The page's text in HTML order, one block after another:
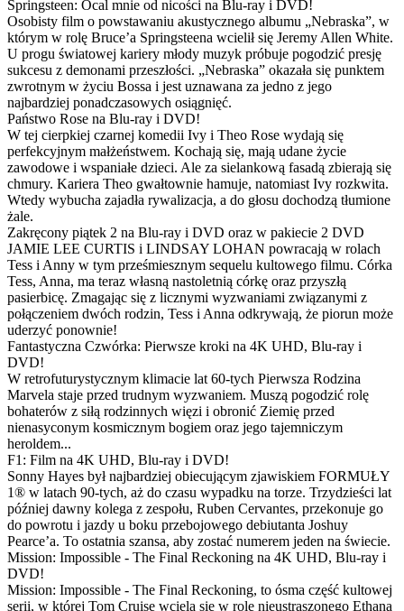
Springsteen: Ocal mnie od nicości na Blu-ray i DVD!
Osobisty film o powstawaniu akustycznego albumu „Nebraska”, w
którym w rolę Bruce’a Springsteena wcielił się Jeremy Allen White.
U progu światowej kariery młody muzyk próbuje pogodzić presję
sukcesu z demonami przeszłości. „Nebraska” okazała się punktem
zwrotnym w życiu Bossa i jest uznawana za jedno z jego
najbardziej ponadczasowych osiągnięć.
Państwo Rose na Blu-ray i DVD!
W tej cierpkiej czarnej komedii Ivy i Theo Rose wydają się
perfekcyjnym małżeństwem. Kochają się, mają udane życie
zawodowe i wspaniałe dzieci. Ale za sielankową fasadą zbierają się
chmury. Kariera Theo gwałtownie hamuje, natomiast Ivy rozkwita.
Wtedy wybucha zajadła rywalizacja, a do głosu dochodzą tłumione
żale.
Zakręcony piątek 2 na Blu-ray i DVD oraz w pakiecie 2 DVD
JAMIE LEE CURTIS i LINDSAY LOHAN powracają w rolach
Tess i Anny w tym prześmiesznym sequelu kultowego filmu. Córka
Tess, Anna, ma teraz własną nastoletnią córkę oraz przyszłą
pasierbicę. Zmagając się z licznymi wyzwaniami związanymi z
połączeniem dwóch rodzin, Tess i Anna odkrywają, że piorun może
uderzyć ponownie!
Fantastyczna Czwórka: Pierwsze kroki na 4K UHD, Blu-ray i
DVD!
W retrofuturystycznym klimacie lat 60-tych Pierwsza Rodzina
Marvela staje przed trudnym wyzwaniem. Muszą pogodzić rolę
bohaterów z siłą rodzinnych więzi i obronić Ziemię przed
nienasyconym kosmicznym bogiem oraz jego tajemniczym
heroldem...
F1: Film na 4K UHD, Blu-ray i DVD!
Sonny Hayes był najbardziej obiecującym zjawiskiem FORMUŁY
1® w latach 90-tych, aż do czasu wypadku na torze. Trzydzieści lat
później dawny kolega z zespołu, Ruben Cervantes, przekonuje go
do powrotu i jazdy u boku przebojowego debiutanta Joshuy
Pearce’a. To ostatnia szansa, aby zostać numerem jeden na świecie.
Mission: Impossible - The Final Reckoning na 4K UHD, Blu-ray i
DVD!
Mission: Impossible - The Final Reckoning, to ósma część kultowej
serii, w której Tom Cruise wciela się w rolę nieustraszonego Ethana